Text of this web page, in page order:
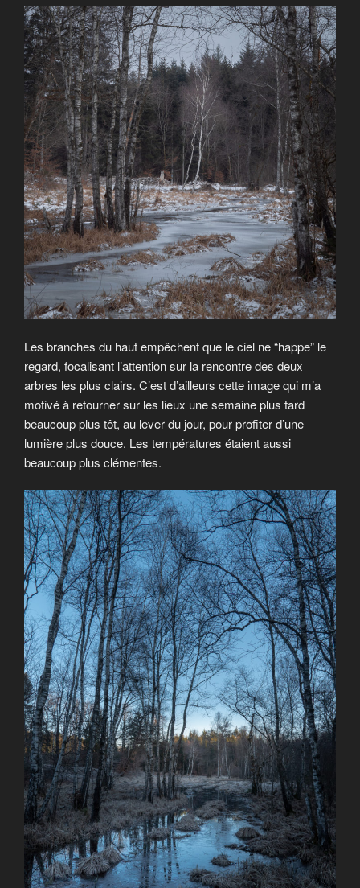
Les branches du haut empêchent que le ciel ne “happe” le
regard, focalisant l’attention sur la rencontre des deux
arbres les plus clairs. C’est d’ailleurs cette image qui m’a
motivé à retourner sur les lieux une semaine plus tard
beaucoup plus tôt, au lever du jour, pour profiter d’une
lumière plus douce. Les températures étaient aussi
beaucoup plus clémentes.